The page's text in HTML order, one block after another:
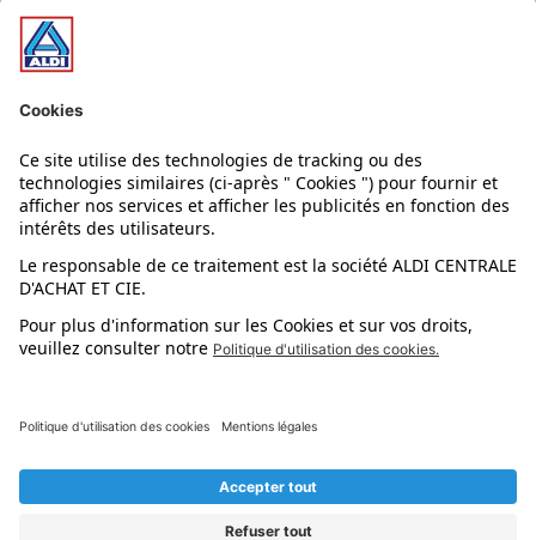
Nos bons plans
Nos rayons
Nos marques
Nos astuces
Évènements
L'application mobile